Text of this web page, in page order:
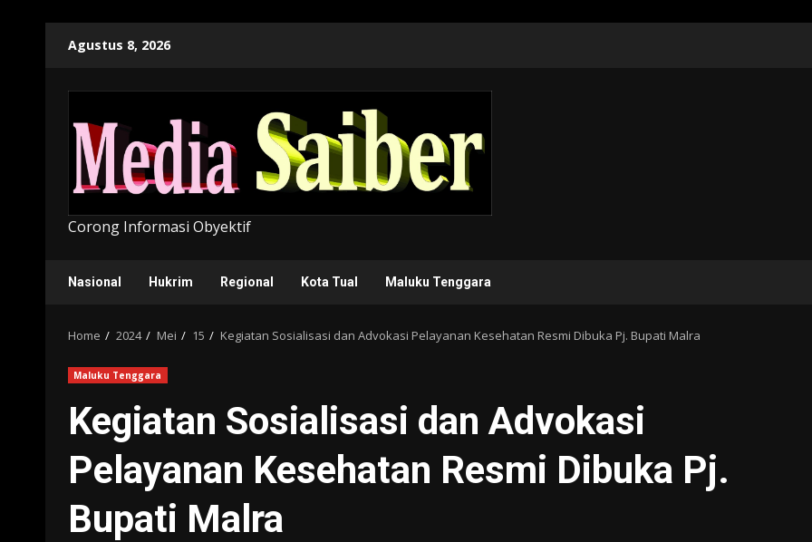
Agustus 8, 2026
Corong Informasi Obyektif
Nasional Hukrim Regional Kota Tual Maluku Tenggara
Home 2024 Mei 15 Kegiatan Sosialisasi dan Advokasi Pelayanan Kesehatan Resmi Dibuka Pj. Bupati Malra
Maluku Tenggara
Kegiatan Sosialisasi dan Advokasi
Pelayanan Kesehatan Resmi Dibuka Pj.
Bupati Malra